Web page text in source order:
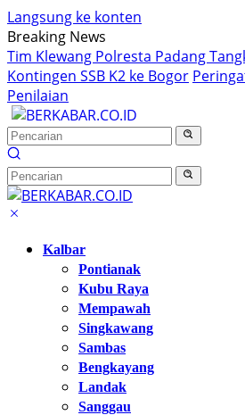
Langsung ke konten
Breaking News
Tim Klewang Polresta Padang
Kontingen SSB K2 ke Bogor
Penilaian
Kalbar
Pontianak
Kubu Raya
Mempawah
Singkawang
Sambas
Bengkayang
Landak
Sanggau